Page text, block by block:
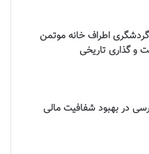
اطراف خانه موتمن
و گذاری تاریخی
در بهبود شفافیت مالی